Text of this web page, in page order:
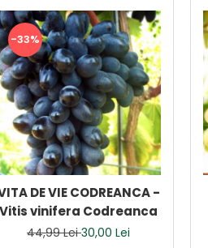
-33%
DE VIE CODREANCA -
Vitis vinifera Codreanca
44,99 Lei30,00 Lei